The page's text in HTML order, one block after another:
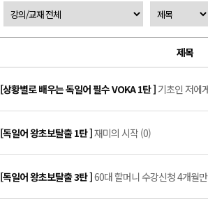
제목
[상황별로 배우는 독일어 필수 VOKA 1탄 ] 기초인 저에
[독일어 왕초보탈출 1탄 ]재미의 시작 (0)
[독일어 왕초보탈출 3탄 ]60대 할머니 수강신청 4개월